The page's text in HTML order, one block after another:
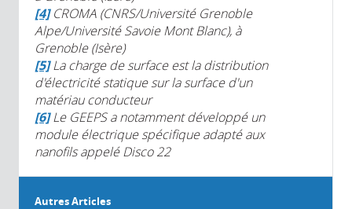
[4]CROMA (CNRS/Université Grenoble
Alpe/Université Savoie Mont Blanc), à
Grenoble (Isère)
[5] La charge de surface est la distribution
d'électricité statique sur la surface d'un
matériau conducteur
[6] Le GEEPS a notamment développé un
module électrique spécifique adapté aux
nanofils appelé Disco 22
Autres Articles